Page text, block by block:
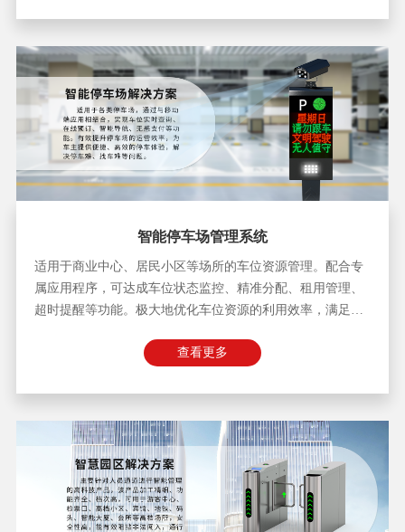
智能停车场管理系统
适用于商业中心、居民小区等场所的车位资源管理。配合专
属应用程序，可达成车位状态监控、精准分配、租用管理、
超时提醒等功能。极大地优化车位资源的利用效率，满足不
查看更多